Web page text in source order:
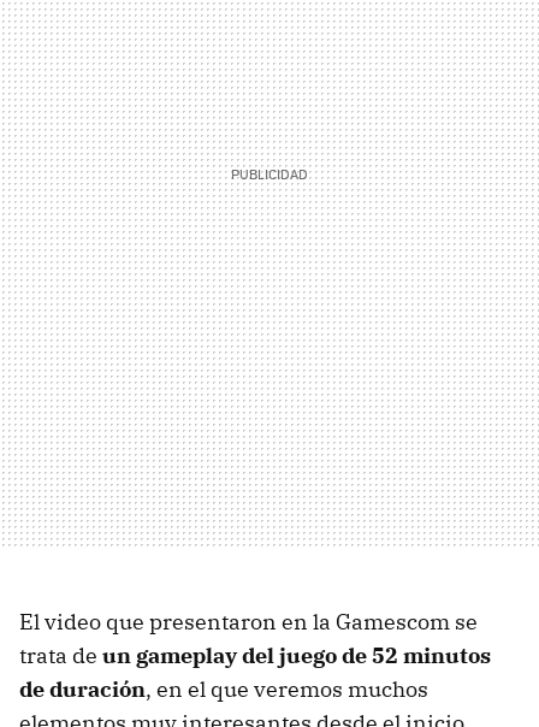
El video que presentaron en la Gamescom se
trata de un gameplay del juego de 52 minutos
de duración, en el que veremos muchos